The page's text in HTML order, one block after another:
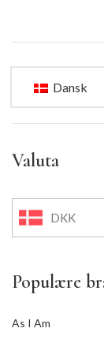
Dansk
Valuta
DKK
Populære
As I Am